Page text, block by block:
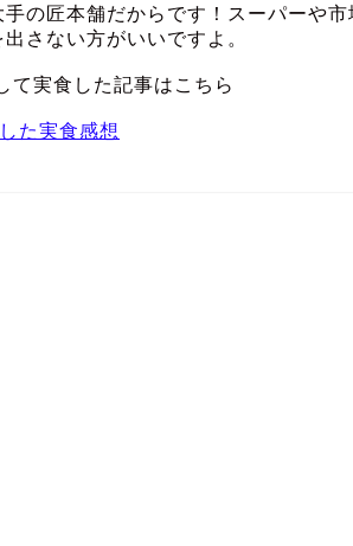
の匠本舗だからです！スーパーや
さない方がいいですよ。
て実食した記事はこちら
た実食感想